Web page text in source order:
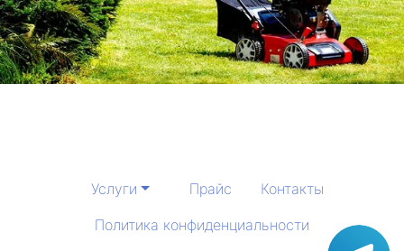
Услуги Прайс
Контакты
Политика конфиденциальности